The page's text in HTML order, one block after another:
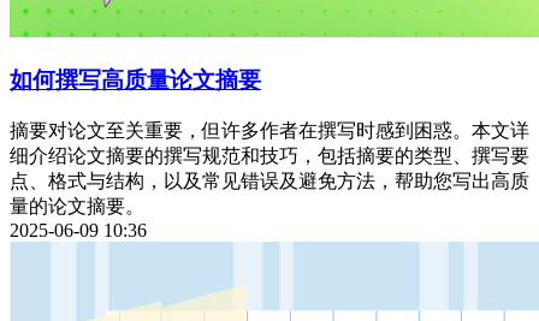
如何撰写高质量论文摘要
摘要对论文至关重要，但许多作者在撰写时感到困惑。本文详
细介绍论文摘要的撰写规范和技巧，包括摘要的类型、撰写要
点、格式与结构，以及常见错误及避免方法，帮助您写出高质
量的论文摘要。
2025-06-09 10:36